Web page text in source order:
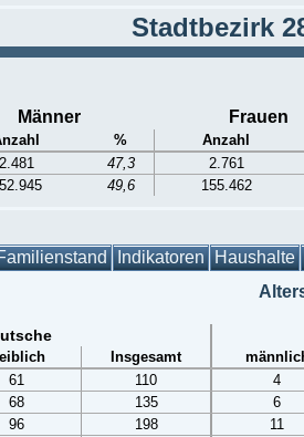
Stadtbezirk
Männer Frauen
% Anzahl
2.481 47,3 2.761
49,6 155.462
Indikatoren Haushalte
Insgesamt
61 110 4
68 135 6
96 198 11